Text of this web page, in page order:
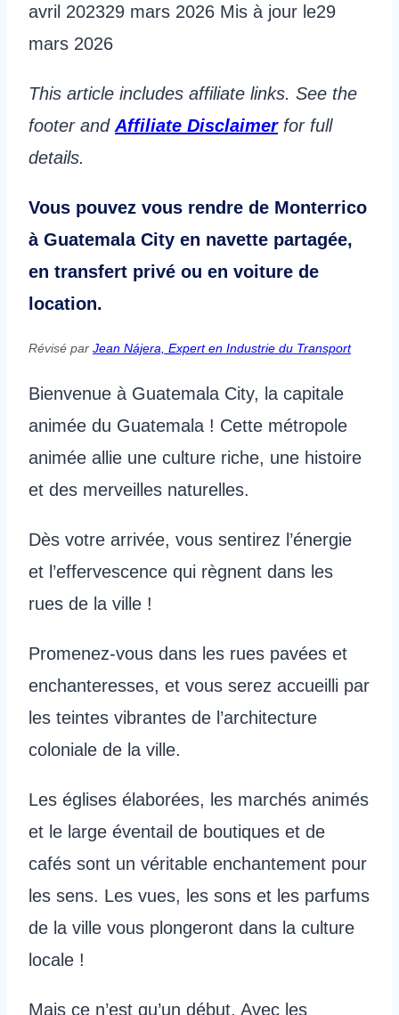
avril 202329 mars 2026 Mis à jour le29
mars 2026
This article includes affiliate links. See the
footer and Affiliate Disclaimerfor full
details.
Vous pouvez vous rendre de Monterrico
à Guatemala City en navette partagée,
en transfert privé ou en voiture de
location.
Révisé par Jean Nájera, Expert en Industrie du Transport
Bienvenue à Guatemala City, la capitale
animée du Guatemala ! Cette métropole
animée allie une culture riche, une histoire
et des merveilles naturelles.
Dès votre arrivée, vous sentirez l’énergie
et l’effervescence qui règnent dans les
rues de la ville !
Promenez-vous dans les rues pavées et
enchanteresses, et vous serez accueilli par
les teintes vibrantes de l’architecture
coloniale de la ville.
Les églises élaborées, les marchés animés
et le large éventail de boutiques et de
cafés sont un véritable enchantement pour
les sens. Les vues, les sons et les parfums
de la ville vous plongeront dans la culture
locale !
Mais ce n’est qu’un début. Avec les